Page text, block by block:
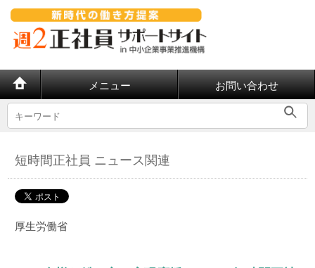
メニュー お問い合わせ
短時間正社員 ニュース関連
厚生労働省